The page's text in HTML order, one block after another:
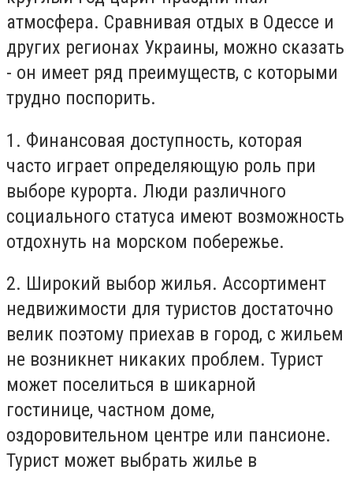
атмосфера. Сравнивая отдых в Одессе и
других регионах Украины, можно сказать
- он имеет ряд преимуществ, с которыми
трудно поспорить.
1. Финансовая доступность, которая
часто играет определяющую роль при
выборе курорта. Люди различного
социального статуса имеют возможность
отдохнуть на морском побережье.
2. Широкий выбор жилья. Ассортимент
недвижимости для туристов достаточно
велик поэтому приехав в город, с жильем
не возникнет никаких проблем. Турист
может поселиться в шикарной
гостинице, частном доме,
оздоровительном центре или пансионе.
Турист может выбрать жилье в